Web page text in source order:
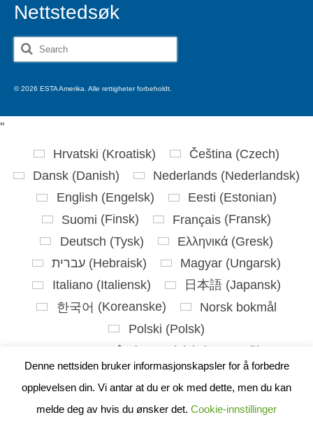
Nettstedsøk
Search
for:
© 2026 ESTA Amerika. Alle rettigheter forbeholdt.
Denne nettsiden bruker informasjonskapsler for å forbedre
opplevelsen din. Vi antar at du er ok med dette, men du kan
melde deg av hvis du ønsker det. Cookie-innstillinger
''
Hrvatski (Kroatisk) Čeština (Czech)
Dansk (Danish) Nederlands (Nederlandsk)
English (Engelsk) Eesti (Estonian)
Suomi (Finsk) Français (Fransk)
Deutsch (Tysk) Ελληνικά(Gresk)
עברית (Hebraisk) Magyar (Ungarsk)
Italiano(Italiensk) 日本語(Japansk)
한국어 (Koreanske)
Norsk bokmål
Polski (Polsk)
Português
(Portugisisk (Portugal))
Slovenčina(Slovak)
Slovenščina(Slovensk) Español(Spansk
Svenska( Swedish)